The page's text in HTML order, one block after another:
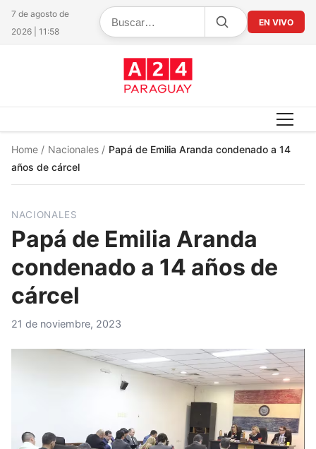
7 de agosto de
2026 | 11:58
EN VIVO
Home / Nacionales / Papá de Emilia Aranda condenado a 14
años de cárcel
NACIONALES
Papá de Emilia Aranda
condenado a 14 años de
cárcel
21 de noviembre, 2023